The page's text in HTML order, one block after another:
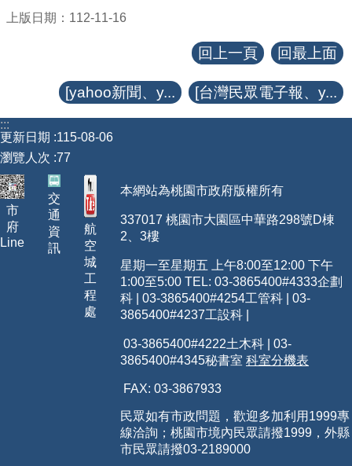
上版日期：112-11-16
回上一頁 回最上面
[yahoo新聞、y... [台灣民眾電子報、y...
:::
更新日期
115-08-06
瀏覽人次 77
市
府
Line
交
通
資
訊
航
空
城
工
程
處
本網站為桃園市政府版權所有
337017 桃園市大園區中華路298號D棟
2、3樓
星期一至星期五 上午8:00至12:00 下午
1:00至5:00 TEL: 03-3865400#4333企劃
科 | 03-3865400#4254工管科 | 03-
3865400#4237工設科 |
03-3865400#4222土木科 | 03-
3865400#4345秘書室 科室分機表
FAX: 03-3867933
民眾如有市政問題，歡迎多加利用1999專
線洽詢；桃園市境內民眾請撥1999，外縣
市民眾請撥03-2189000